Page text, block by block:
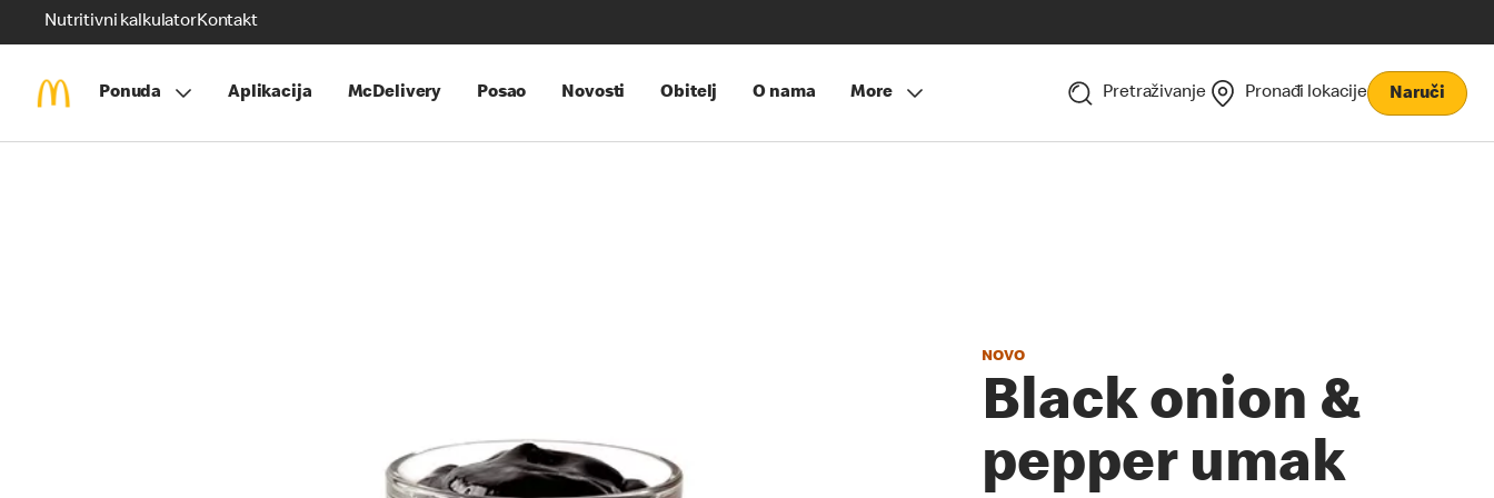
Nutritivni kalkulatorKontakt
Ponuda Aplikacija McDelivery Posao Novosti Obitelj O nama More Pretraživanje Pronađi lokacije Naruči
NOVO
Black onion &
pepper umak